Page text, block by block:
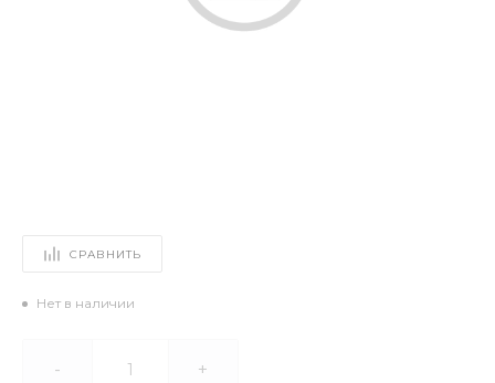
СРАВНИТЬ
Нет в наличии
- +